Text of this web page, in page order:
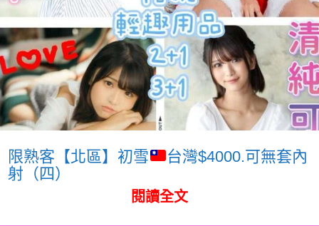
限熟客【北區】初雪
台灣$4000.可無套內
射（四）
閱讀全文